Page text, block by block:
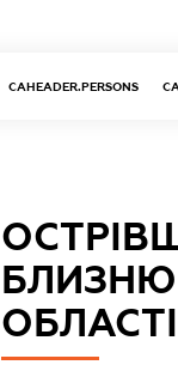
CAHEADER.PERSONS
ОБЛАСТІ